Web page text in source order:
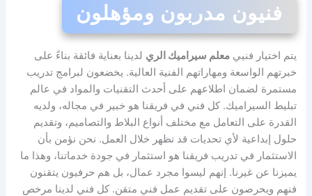
فنيون مدربون ومؤهلون
يتم اختيار فنييمعلم سيراميك الري لدينا بعناية فائقة بناءً على
خبرتهم الواسعة ومهاراتهم الفنية العالية. يخضعون لبرامج تدريب
مستمرة لضمان اطلاعهم على أحدث التقنيات والمواد في عالم
تبليط السيراميك. كل فني في فريقنا هو خبير في مجاله، ولديه
القدرة على التعامل مع مختلف أنواع البلاط والتصاميم، وتقديم
حلول إبداعية لأي تحديات قد تظهر خلال العمل. نحن نؤمن بأن
الاستثمار في تدريب فريقنا هو استثمار في جودة خدماتنا، وهذا ما
يميزنا عن غيرنا. إنهم ليسوا مجرد عمال، بل هم حرفيون يتقنون
فنهم ويحرصون على تقديم عمل فني متقن. كل فني لدينا مرخص